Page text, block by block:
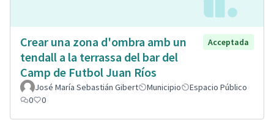
Crear una zona d'ombra amb un
tendall a la terrassa del bar del
Camp de Futbol Juan Ríos
Acceptada
José María Sebastián Gibert Municipio
Espacio Público
0
0